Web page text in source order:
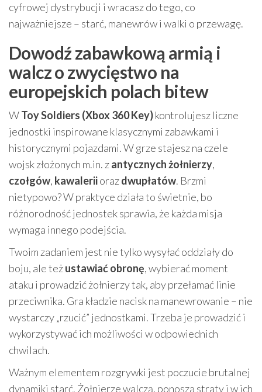
cyfrowej dystrybucji i wracasz do tego, co
najważniejsze – starć, manewrów i walki o przewagę.
Dowodź zabawkową armią i
walcz o zwycięstwo na
europejskich polach bitew
WToy Soldiers (Xbox 360 Key)kontrolujesz liczne
jednostki inspirowane klasycznymi zabawkami i
historycznymi pojazdami. W grze stajesz na czele
wojsk złożonych m.in. zantycznych żołnierzy,
czołgów, kawaleriiorazdwupłatów. Brzmi
nietypowo? W praktyce działa to świetnie, bo
różnorodność jednostek sprawia, że każda misja
wymaga innego podejścia.
Twoim zadaniem jest nie tylko wysyłać oddziały do
boju, ale teżustawiać obronę, wybierać moment
ataku i prowadzić żołnierzy tak, aby przełamać linie
przeciwnika. Gra kładzie nacisk na manewrowanie – nie
wystarczy „rzucić” jednostkami. Trzeba je prowadzić i
wykorzystywać ich możliwości w odpowiednich
chwilach.
Ważnym elementem rozgrywki jest poczucie brutalnej
dynamiki starć. Żołnierze walczą, ponoszą straty i w ich